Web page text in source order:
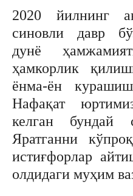
2020 йилнинг
синовли давр
дунё
ҳамкорлик
ёнма-ён
Нафақат
келган бундай
Яратганни
истиғфорлар
олдидаги муҳим